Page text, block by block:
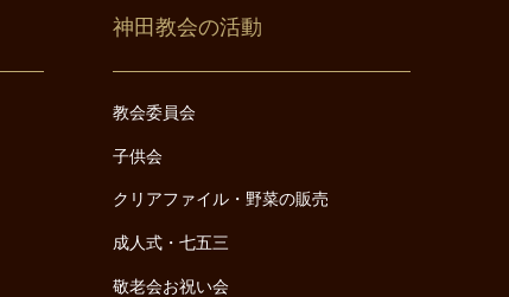
神田教会の活動
教会委員会
子供会
クリアファイル・野菜の販売
成人式・七五三
敬老会お祝い会